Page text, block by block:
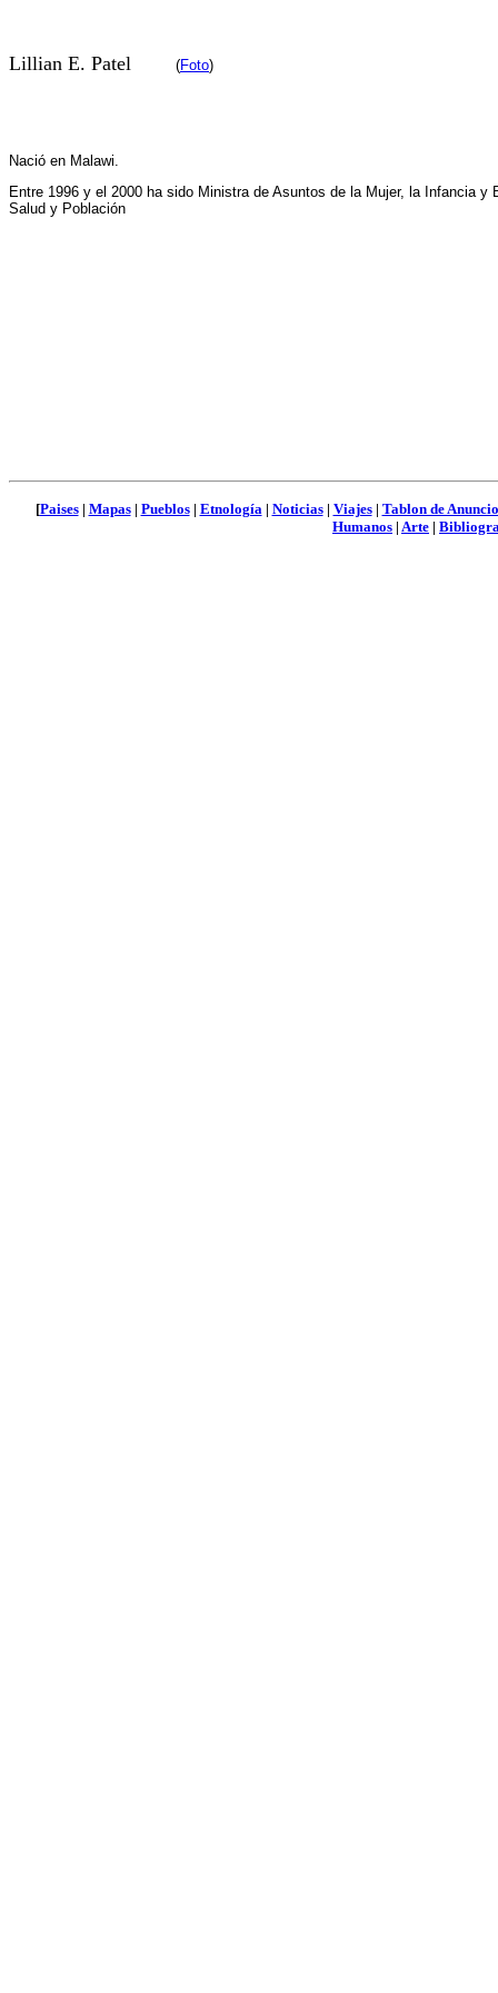
Lillian E. Patel (Foto)
Nació en Malawi.
Entre 1996 y el 2000 ha sido Ministra de Asuntos de la Mujer, la Infancia y
Salud y Población
[Paises| Mapas| Pueblos| Etnología| Noticias| Viajes| Tablon de
Humanos | Arte |